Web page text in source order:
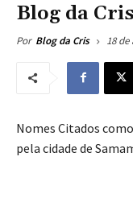
Blog da
Por Blog da Cris 18 de
Nomes Citados
pela cidade de